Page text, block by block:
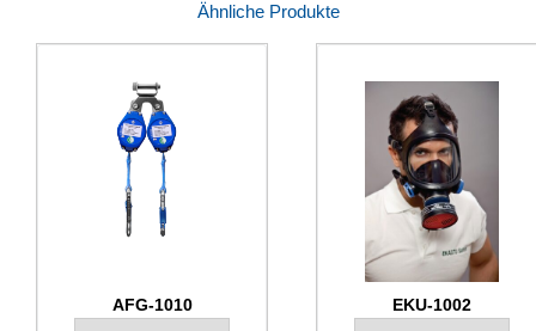
Ähnliche Produkte
AFG-1010 EKU-1002